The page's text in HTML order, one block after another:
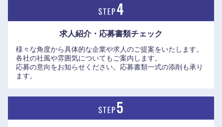
求人紹介・応募書類チェック
様々な角度から具体的な企業や求人のご提案をいたします。
各社の社風や雰囲気についてもご案内します。
応募の意向をお知らせください。応募書類一式の添削も承り
ます。